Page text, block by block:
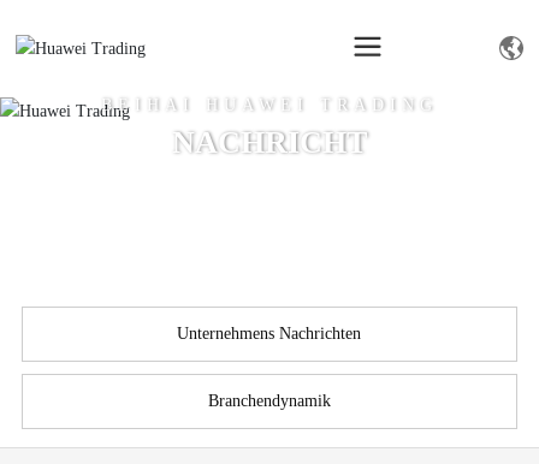
BEIHAI HUAWEI TRADING
NACHRICHT
Unternehmens Nachrichten
Branchendynamik